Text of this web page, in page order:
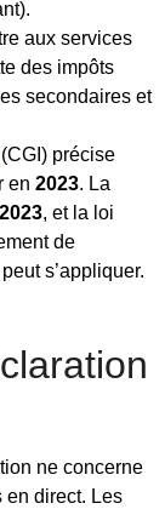
aux services
des impôts
secondaires et
(CGI) précise
en 2023. La
, et la loi
de
s’appliquer.
ne concerne
en direct. Les